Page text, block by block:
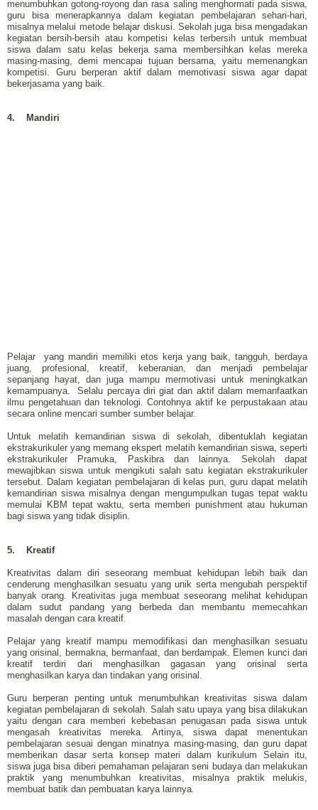
menumbuhkan gotong-royong dan rasa saling menghormati pada siswa,
guru bisa menerapkannya dalam kegiatan pembelajaran sehari-hari,
misalnya melalui metode belajar diskusi. Sekolah juga bisa mengadakan
kegiatan bersih-bersih atau kompetisi kelas terbersih untuk membuat
siswa dalam satu kelas bekerja sama membersihkan kelas mereka
masing-masing, demi mencapai tujuan bersama, yaitu memenangkan
kompetisi. Guru berperan aktif dalam memotivasi siswa agar dapat
bekerjasama yang baik.
4. Mandiri
Pelajar
yang mandiri memiliki etos kerja yang baik, tangguh, berdaya
juang, profesional, kreatif, keberanian, dan menjadi pembelajar
sepanjang hayat, dan juga mampu mermotivasi untuk meningkatkan
kemampuanya.
Selalu percaya diri giat dan aktif dalam memanfaatkan
ilmu pengetahuan dan teknologi. Contohnya aktif ke perpustakaan atau
secara online mencari sumber sumber belajar.
Untuk melatih kemandirian siswa di sekolah, dibentuklah kegiatan
ekstrakurikuler yang memang ekspert melatih kemandirian siswa, seperti
ekstrakurikuler Pramuka, Paskibra dan lainnya. Sekolah dapat
mewajibkan siswa untuk mengikuti salah satu kegiatan ekstrakurikuler
tersebut. Dalam kegiatan pembelajaran di kelas pun, guru dapat melatih
kemandirian siswa misalnya dengan mengumpulkan tugas tepat waktu
memulai KBM tepat waktu, serta memberi punishment atau hukuman
bagi siswa yang tidak disiplin.
5. Kreatif
Kreativitas dalam diri seseorang membuat kehidupan lebih baik dan
cenderung menghasilkan sesuatu yang unik serta mengubah perspektif
banyak orang. Kreativitas juga membuat seseorang melihat kehidupan
dalam sudut pandang yang berbeda dan membantu memecahkan
masalah dengan cara kreatif.
Pelajar yang kreatif mampu memodifikasi dan menghasilkan sesuatu
yang orisinal, bermakna, bermanfaat, dan berdampak. Elemen kunci dari
kreatif terdiri dari menghasilkan gagasan yang orisinal serta
menghasilkan karya dan tindakan yang orisinal.
Guru berperan penting untuk menumbuhkan kreativitas siswa dalam
kegiatan pembelajaran di sekolah. Salah satu upaya yang bisa dilakukan
yaitu dengan cara memberi kebebasan penugasan pada siswa untuk
mengasah kreativitas mereka. Artinya, siswa dapat menentukan
pembelajaran sesuai dengan minatnya masing-masing, dan guru dapat
memberikan dasar serta konsep materi dalam kurikulum Selain itu,
siswa juga bisa diberi pemahaman pelajaran seni budaya dan melakukan
praktik yang menumbuhkan kreativitas, misalnya praktik melukis,
membuat batik dan pembuatan karya lainnya.